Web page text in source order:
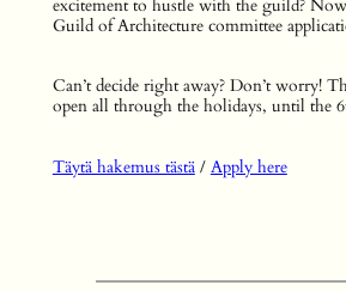
excitement to hustle with the guild?
Guild of Architecture committee
Can’t decide right away? Don’t worry!
open all through the holidays, until the
Täytä hakemus tästä/ Apply here